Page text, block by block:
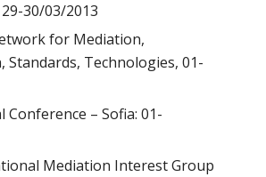
30/03/2013
for Mediation,
Standards, Technologies, 01-
– Sofia: 01-
Mediation Interest Group